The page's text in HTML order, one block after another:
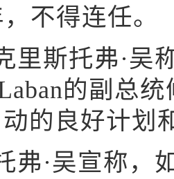
不得连任。
斯托弗·吴
的副总
的良好计划
·吴宣称，